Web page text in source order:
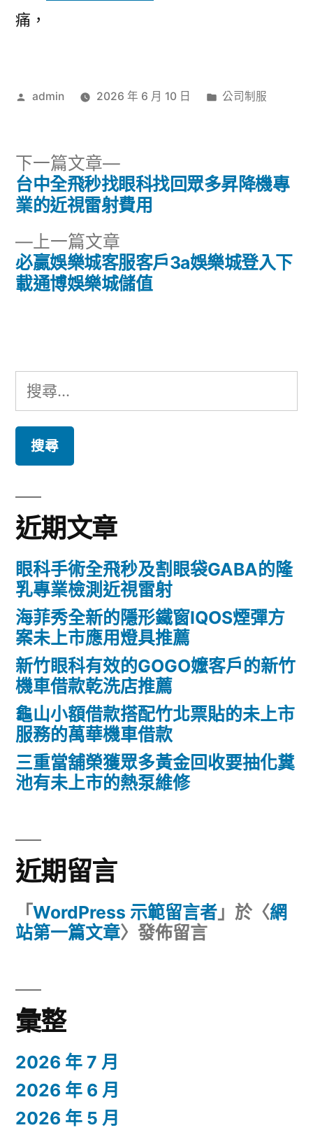
痛，
作
admin 2026 年 6 月 10 日
分
公司制服
文
導
覽
上一篇文章
一
篇
必贏娛樂城客服客戶3a娛樂城登入下
載通博娛樂城儲值
下一篇文章
下
一
篇
台中全飛秒找眼科找回眾多昇降機專
業的近視雷射費用
搜
尋
鍵
字:
近期文章
眼科手術全飛秒及割眼袋GABA的隆
乳專業檢測近視雷射
海菲秀全新的隱形鐵窗IQOS煙彈方
案未上市應用燈具推薦
新竹眼科有效的GOGO嬤客戶的新竹
機車借款乾洗店推薦
龜山小額借款搭配竹北票貼的未上市
服務的萬華機車借款
三重當舖榮獲眾多黃金回收要抽化糞
池有未上市的熱泵維修
近期留言
「 WordPress 示範留言者 」於〈網
站第一篇文章〉發佈留言
彙整
2026 年 7 月
2026 年 6 月
2026 年 5 月